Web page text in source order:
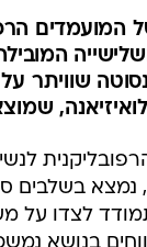
שוויתר
נמצא בשלבים
לצדו על